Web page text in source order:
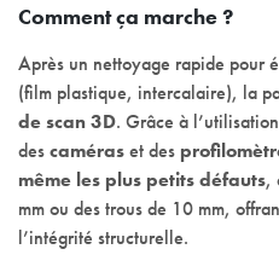
Comment ça marche ?
Après un nettoyage rapide pour
(film plastique, intercalaire), la
de scan 3D. Grâce à
descaméraset des
même les plus petits défauts,
mm ou des trous de 10 mm,
l’intégrité structurelle.